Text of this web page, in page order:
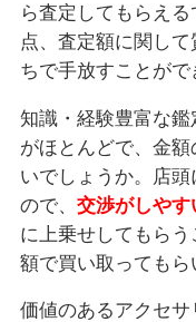
ら査定してもらえ
点、査定額に関し
ちで手放すことがで
知識・経験豊富な
がほとんどで、金
いでしょうか。店頭
ので、 交渉がしや
に上乗せしてもら
額で買い取ってもら
価値のあるアクセ